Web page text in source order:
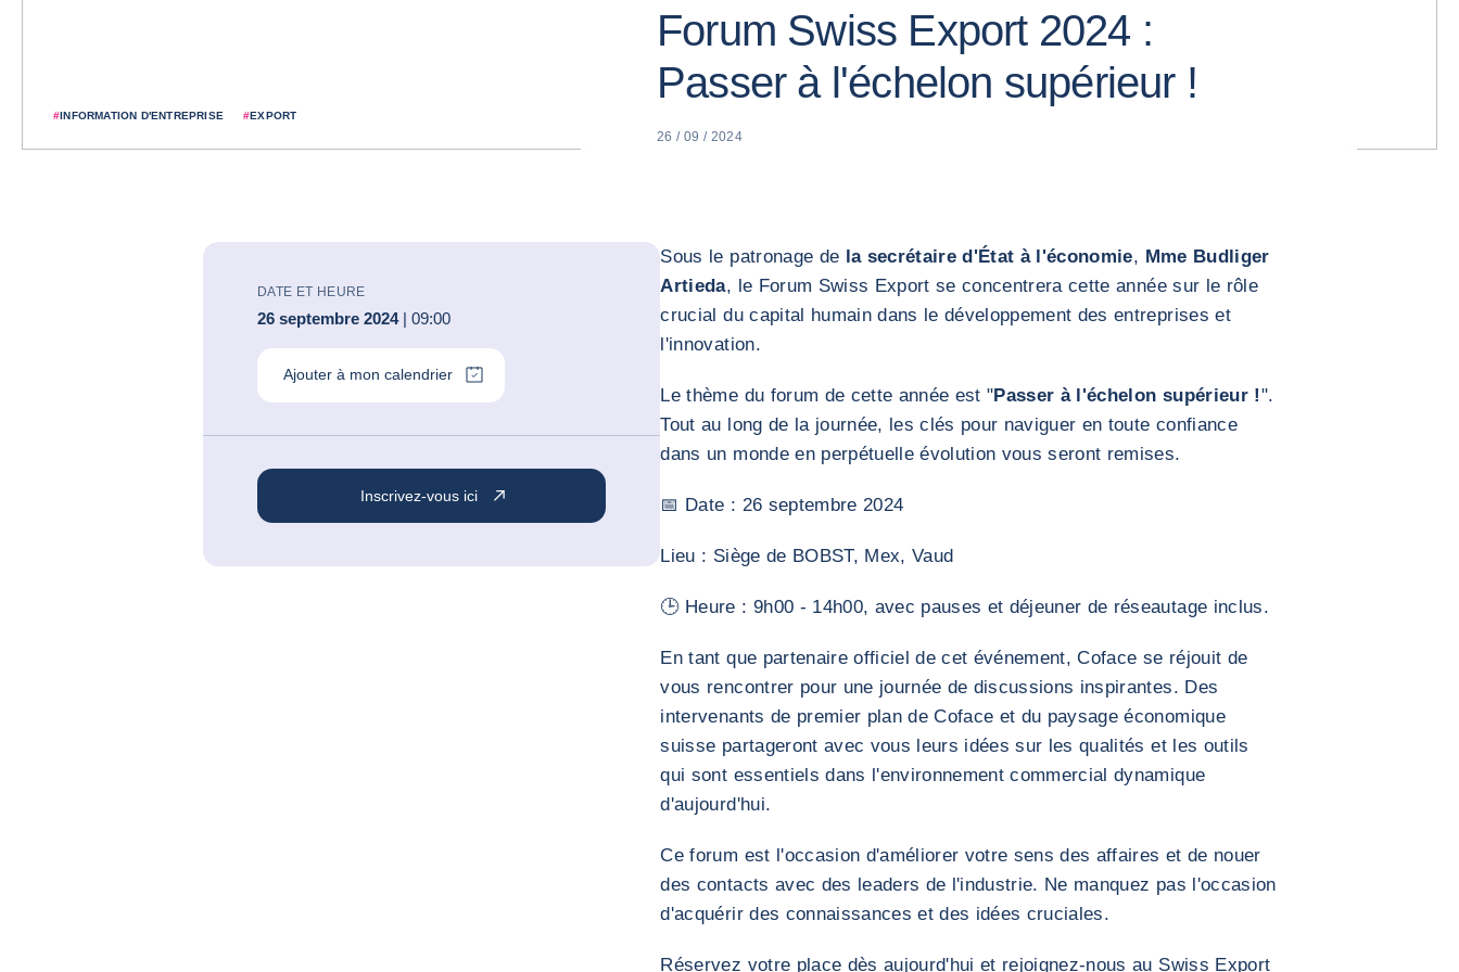
#INFORMATION D'ENTREPRISE #EXPORT
Forum Swiss Export 2024 :
Passer à l'échelon supérieur !
26 / 09 / 2024
DATE ET HEURE
26 septembre 2024| 09:00
Ajouter à mon calendrier
Inscrivez-vous ici
Sous le patronage de la secrétaire d'État à l'économie, Mme Budliger
Artieda, le Forum Swiss Export se concentrera cette année sur le rôle
crucial du capital humain dans le développement des entreprises et
l'innovation.
Le thème du forum de cette année est "Passer à l'échelon supérieur !".
Tout au long de la journée, les clés pour naviguer en toute confiance
dans un monde en perpétuelle évolution vous seront remises.
📅 Date : 26 septembre 2024
Lieu : Siège de BOBST, Mex, Vaud
🕒 Heure : 9h00 - 14h00, avec pauses et déjeuner de réseautage inclus.
En tant que partenaire officiel de cet événement, Coface se réjouit de
vous rencontrer pour une journée de discussions inspirantes. Des
intervenants de premier plan de Coface et du paysage économique
suisse partageront avec vous leurs idées sur les qualités et les outils
qui sont essentiels dans l'environnement commercial dynamique
d'aujourd'hui.
Ce forum est l'occasion d'améliorer votre sens des affaires et de nouer
des contacts avec des leaders de l'industrie. Ne manquez pas l'occasion
d'acquérir des connaissances et des idées cruciales.
Réservez votre place dès aujourd'hui et rejoignez-nous au Swiss Export